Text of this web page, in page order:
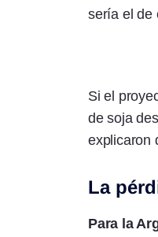
sería el de
Si el
de soja
explicaron
La
Para la